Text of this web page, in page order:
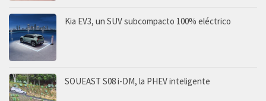
Kia EV3, un SUV subcompacto 100% eléctrico
SOUEAST S08 i-DM, la PHEV inteligente